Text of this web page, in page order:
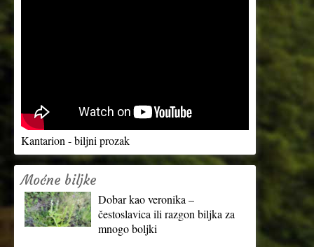
Kantarion - biljni prozak
Moćne biljke
Dobar kao veronika –
čestoslavica ili razgon biljka za
mnogo boljki